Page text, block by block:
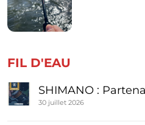
FIL D'EAU
SHIMANO :
30 juillet 2026